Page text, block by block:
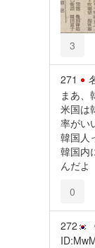
3
271
まあ、
米国は
率がい
韓国人
韓国内
んだよ
0
272